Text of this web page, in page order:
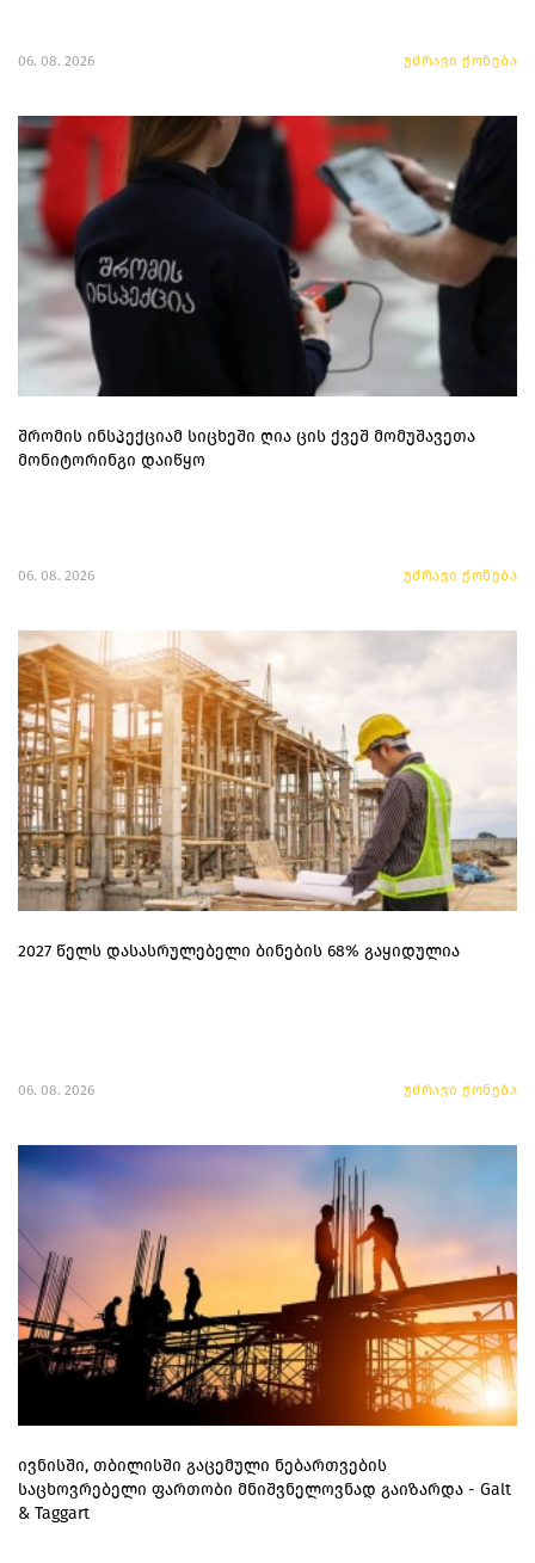
06. 08. 2026 უძრავი ქონება
შრომის ინსპექციამ სიცხეში ღია ცის ქვეშ მომუშავეთა
მონიტორინგი დაიწყო
06. 08. 2026 უძრავი ქონება
2027 წელს დასასრულებელი ბინების 68% გაყიდულია
06. 08. 2026 უძრავი ქონება
ივნისში, თბილისში გაცემული ნებართვების
საცხოვრებელი ფართობი მნიშვნელოვნად გაიზარდა - Galt
& Taggart